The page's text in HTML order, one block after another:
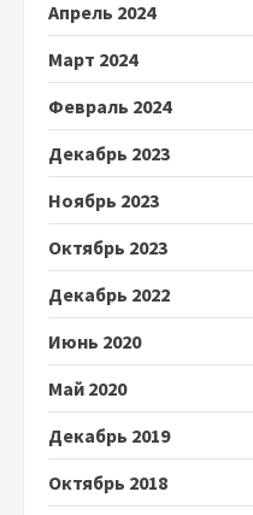
Апрель 2024
Март 2024
Февраль 2024
Декабрь 2023
Ноябрь 2023
Октябрь 2023
Декабрь 2022
Июнь 2020
Май 2020
Декабрь 2019
Октябрь 2018